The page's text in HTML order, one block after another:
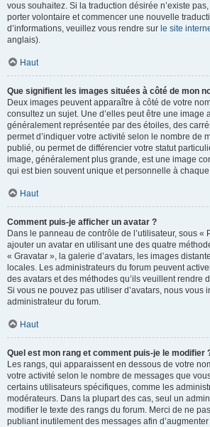
vous souhaitez. Si la traduction désirée n’existe
porter volontaire et commencer une nouvelle
d’informations, veuillez vous rendre sur le site
anglais).
Haut
Que signifient les images situées à côté de mon
Deux images peuvent apparaître à côté de votre
consultez un sujet. Une d’elles peut être une image
généralement représentée par des étoiles, des
permet d’indiquer votre activité selon le nombre de
publié, ou permet de différencier votre statut
image, généralement plus grande, est une image
qui est bien souvent unique et personnelle à
Haut
Comment puis-je afficher un avatar ?
Dans le panneau de contrôle de l’utilisateur, sous «
ajouter un avatar en utilisant une des quatre
« Gravatar », la galerie d’avatars, les images
locales. Les administrateurs du forum peuvent
des avatars et des méthodes qu’ils veuillent rendre
Si vous ne pouvez pas utiliser d’avatars, nous vous
administrateur du forum.
Haut
Quel est mon rang et comment puis-je le modifier
Les rangs, qui apparaissent en dessous de votre
votre activité selon le nombre de messages que
certains utilisateurs spécifiques, comme les
modérateurs. Dans la plupart des cas, seul un
modifier le texte des rangs du forum. Merci de ne
publiant inutilement des messages afin